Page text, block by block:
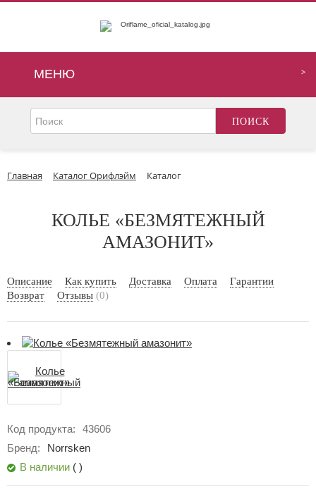
МЕНЮ
Главная Каталог Орифлэйм Каталог
КОЛЬЕ «БЕЗМЯТЕЖНЫЙ
АМАЗОНИТ»
Описание Как купить Доставка Оплата
Гарантии
Возврат
Отзывы (0)
Код продукта:
43606
Бренд:
Norrsken
В наличии ( )